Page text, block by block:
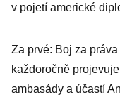
v pojetí americké
Za prvé: Boj za
každoročně
ambasády a účastí